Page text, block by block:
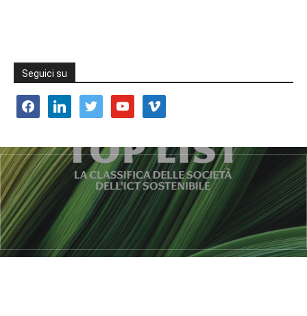
Seguici su
facebooklinkedin twitter youtube vimeo